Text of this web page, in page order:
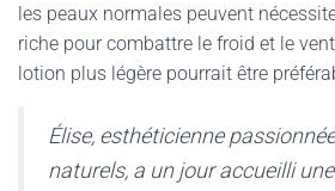
les peaux normales peuvent
riche pour combattre le froid et le
lotion plus légère pourrait être
Élise, esthéticienne
naturels, a un jour accueilli